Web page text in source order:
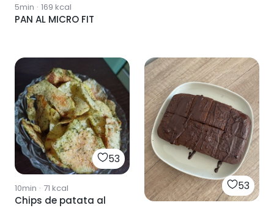
5min · 169 kcal
PAN AL MICRO FIT
53
10min · 71 kcal
Chips de patata al
53